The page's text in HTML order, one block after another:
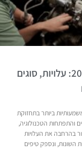
החלפת תיבת הילוכים בשנת 2026: עלויות, סוגים
ביותר בתחזוקת
החלפים והתפתחות הטכנולוגיה,
בהרחבה את העלויות
השונות, ונספק טיפים